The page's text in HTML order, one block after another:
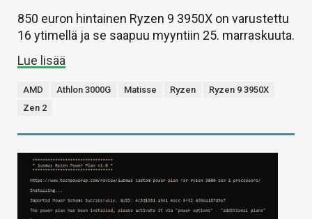
850 euron hintainen Ryzen 9 3950X on varustettu
16 ytimellä ja se saapuu myyntiin 25. marraskuuta.
Lue lisää
AMD Athlon 3000G Matisse Ryzen
Ryzen 9 3950X
Zen 2